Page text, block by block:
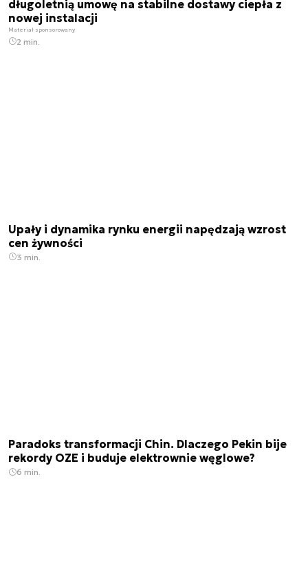
długoletnią umowę na stabilne dostawy ciepła z
nowej instalacji
Materiał sponsorowany
2 min.
Upały i dynamika rynku energii napędzają wzrost
cen żywności
3 min.
Paradoks transformacji Chin. Dlaczego Pekin bije
rekordy OZE i buduje elektrownie węglowe?
6 min.